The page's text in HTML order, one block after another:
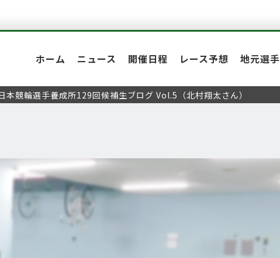
ホーム ニュース 開催日程 レース予想 地元選手
本競輪選手養成所129回候補生ブログ Vol.5（北村翔太さん）